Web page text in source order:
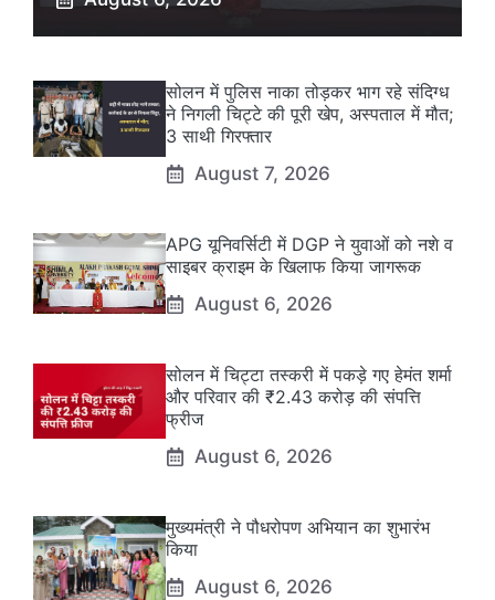
सोलन में पुलिस नाका तोड़कर भाग रहे संदिग्ध
ने निगली चिट्टे की पूरी खेप, अस्पताल में मौत;
3 साथी गिरफ्तार
August 7, 2026
APG यूनिवर्सिटी में DGP ने युवाओं को नशे व
साइबर क्राइम के खिलाफ किया जागरूक
August 6, 2026
सोलन में चिट्टा तस्करी में पकड़े गए हेमंत शर्मा
और परिवार की ₹2.43 करोड़ की संपत्ति
फ्रीज
August 6, 2026
मुख्यमंत्री ने पौधरोपण अभियान का शुभारंभ
किया
August 6, 2026